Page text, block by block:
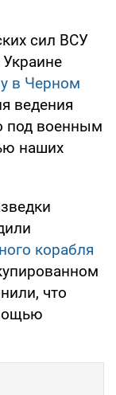
сил ВСУ
в Черном
ведения
под военным
наших
корабля
что